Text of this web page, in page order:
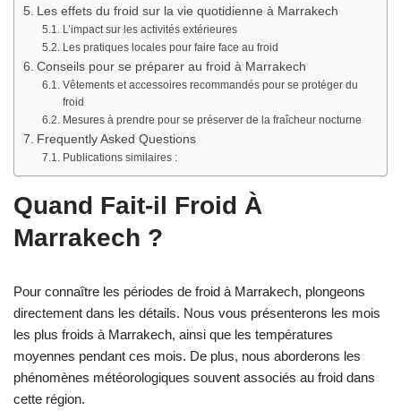
Les effets du froid sur la vie quotidienne à Marrakech
L’impact sur les activités extérieures
Les pratiques locales pour faire face au froid
Conseils pour se préparer au froid à Marrakech
Vêtements et accessoires recommandés pour se protéger du
froid
Mesures à prendre pour se préserver de la fraîcheur nocturne
Frequently Asked Questions
Publications similaires :
Quand Fait-il Froid À
Marrakech ?
Pour connaître les périodes de froid à Marrakech, plongeons
directement dans les détails. Nous vous présenterons les mois
les plus froids à Marrakech, ainsi que les températures
moyennes pendant ces mois. De plus, nous aborderons les
phénomènes météorologiques souvent associés au froid dans
cette région.